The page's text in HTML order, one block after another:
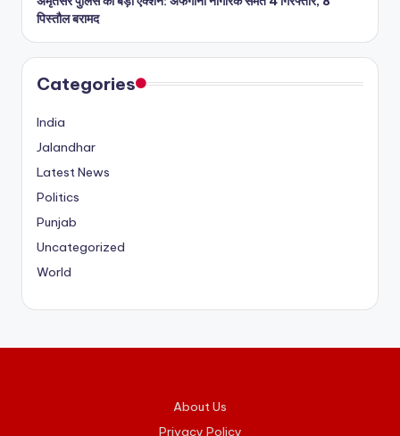
पिस्तौल बरामद
Categories
India
Jalandhar
Latest News
Politics
Punjab
Uncategorized
World
About Us
Privacy Policy